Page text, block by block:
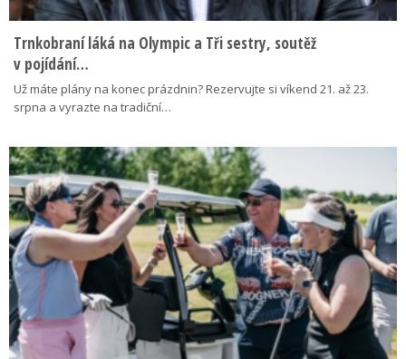
Trnkobraní láká na Olympic a Tři sestry, soutěž
v pojídání…
Už máte plány na konec prázdnin? Rezervujte si víkend 21. až 23.
srpna a vyrazte na tradiční…